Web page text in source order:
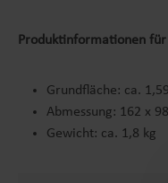
Produktinformationen
Grundfläche: ca.
Abmessung: 162 x
Gewicht: ca. 1,8 kg